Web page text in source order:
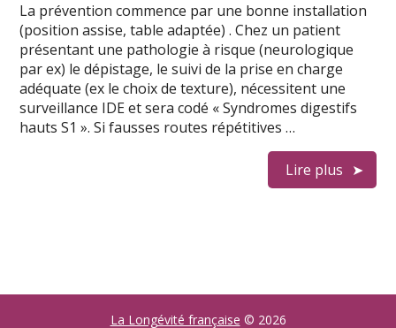
La prévention commence par une bonne installation
(position assise, table adaptée) . Chez un patient
présentant une pathologie à risque (neurologique
par ex) le dépistage, le suivi de la prise en charge
adéquate (ex le choix de texture), nécessitent une
surveillance IDE et sera codé « Syndromes digestifs
hauts S1 ». Si fausses routes répétitives …
Lire plus
La Longévité française © 2026